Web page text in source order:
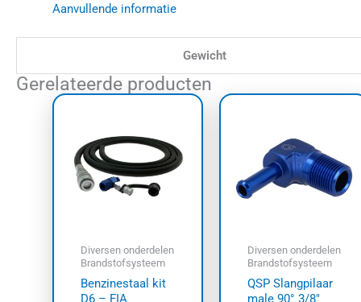
Aanvullende informatie
Gewicht
Gerelateerde producten
Diversen onderdelen
Brandstofsysteem
Benzinestaal kit
D6 – FIA
Diversen onderdelen
Brandstofsysteem
QSP Slangpilaar
male 90° 3/8″
Deze